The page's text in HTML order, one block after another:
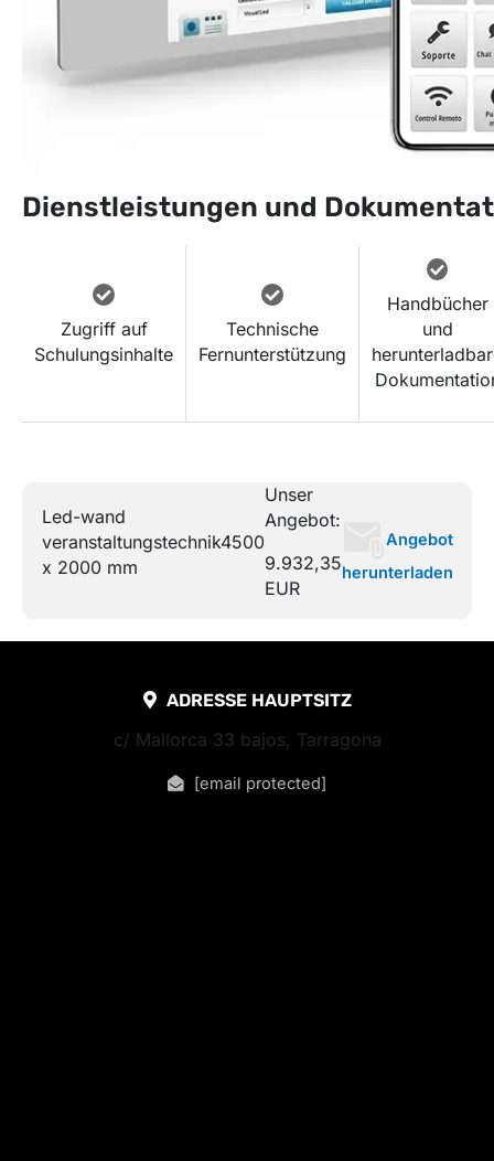
Dienstleistungen und
Zugriff auf
Schulungsinhalte
Technische
Fernunterstützung
Handbücher
und
Led-wand
veranstaltungstechnik4500
x 2000 mm
Unser
Angebot:
9.932,35
EUR
Angebot
herunterladen
ADRESSE HAUPTSITZ
c/ Mallorca 33 bajos, Tarragona
[email protected]